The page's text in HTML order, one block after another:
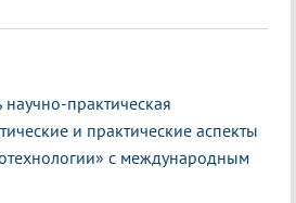
научно-практическая
и практические аспекты
с международным